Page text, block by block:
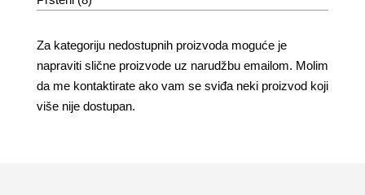
Za kategoriju nedostupnih proizvoda moguće je
napraviti slične proizvode uz narudžbu emailom. Molim
da me kontaktirate ako vam se sviđa neki proizvod koji
više nije dostupan.